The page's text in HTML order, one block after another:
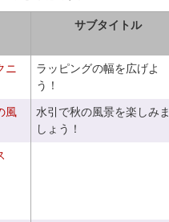
サブタイトル
ニ
ラッピングの幅を広げよ
う！
風
水引で秋の風景を楽しみま
しょう！